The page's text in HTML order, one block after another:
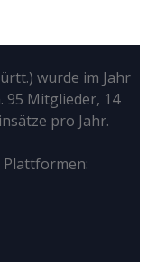
wurde im Jahr
95 Mitglieder, 14
pro Jahr.